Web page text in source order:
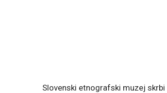
Slovenski etnografski muzej